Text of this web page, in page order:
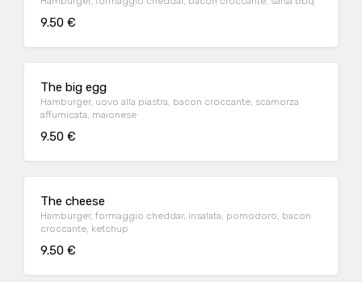
9.50 €
The big egg
Hamburger, uovo alla piastra, bacon croccante, scamorza
affumicata, maionese
9.50 €
The cheese
Hamburger, formaggio cheddar, insalata, pomodoro, bacon
croccante, ketchup
9.50 €